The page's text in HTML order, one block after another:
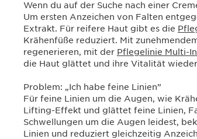
Wenn du auf der Suche nach einer
Um ersten Anzeichen von Falten
Extrakt. Für reifere Haut gibt es die
Krähenfüße reduziert. Mit
regenerieren, mit der Pflegelinie Multi-
die Haut glättet und ihre Vitalität
Problem: „Ich habe feine Linien”
Für feine Linien um die Augen, wie
Lifting-Effekt und glättet feine Linien,
Schwellungen um die Augen leidest,
Linien und reduziert gleichzeitig